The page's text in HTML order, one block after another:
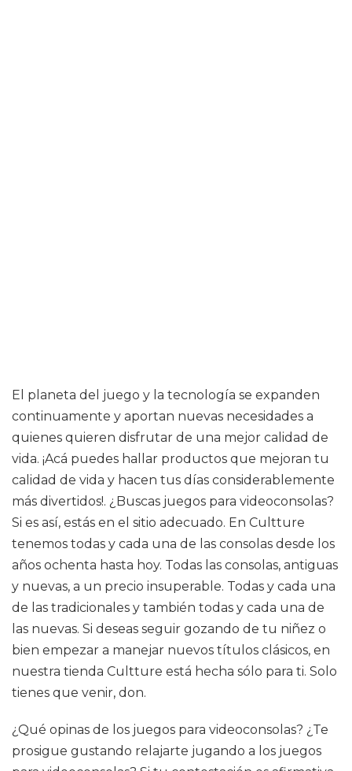
El planeta del juego y la tecnología se expanden
continuamente y aportan nuevas necesidades a
quienes quieren disfrutar de una mejor calidad de
vida. ¡Acá puedes hallar productos que mejoran tu
calidad de vida y hacen tus días considerablemente
más divertidos!. ¿Buscas juegos para videoconsolas?
Si es así, estás en el sitio adecuado. En Cultture
tenemos todas y cada una de las consolas desde los
años ochenta hasta hoy. Todas las consolas, antiguas
y nuevas, a un precio insuperable. Todas y cada una
de las tradicionales y también todas y cada una de
las nuevas. Si deseas seguir gozando de tu niñez o
bien empezar a manejar nuevos títulos clásicos, en
nuestra tienda Cultture está hecha sólo para ti. Solo
tienes que venir, don.
¿Qué opinas de los juegos para videoconsolas? ¿Te
prosigue gustando relajarte jugando a los juegos